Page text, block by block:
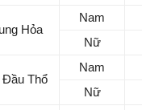
Hỏa
Nam
Nữ
Đầu Thổ
Nam
Nữ